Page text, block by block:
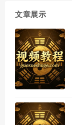
文章展示